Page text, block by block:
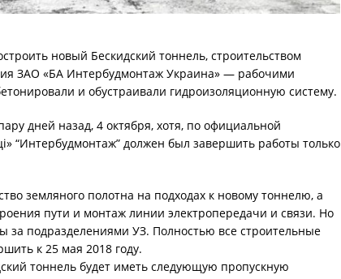
новый Бескидский тоннель, строительством
ЗАО «БА Интербудмонтаж Украина» — рабочими
и обустраивали гидроизоляционную систему.
дней назад, 4 октября, хотя, по официальной
“Интербудмонтаж” должен был завершить работы только
земляного полотна на подходах к новому тоннелю, а
пути и монтаж линии электропередачи и связи. Но
за подразделениями УЗ. Полностью все строительные
к 25 мая 2018 году.
тоннель будет иметь следующую пропускную